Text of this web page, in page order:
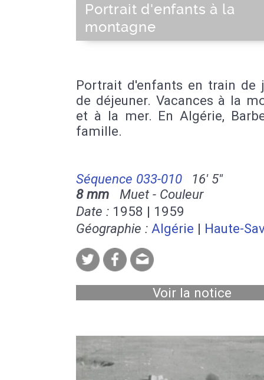
Portrait d'enfants à la
montagne
Portrait d'enfants en train de
de déjeuner. Vacances à la
et à la mer. En Algérie,
famille.
Séquence 033-010
16' 5''
8 mm Muet - Couleur
Date : 1958 | 1959
Géographie : Algérie | Haute-
Voir la notice